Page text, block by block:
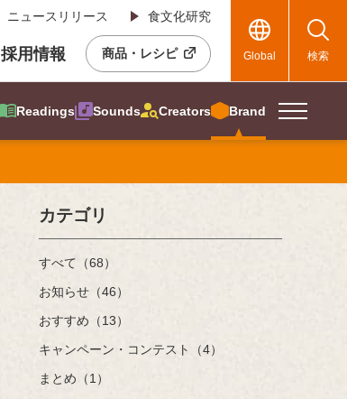
ニュースリリース 食文化研究
採用情報 商品・レシピ Global 検索
Readings Sounds Creators Brand
カテゴリ
すべて（68）
お知らせ（46）
おすすめ（13）
キャンペーン・コンテスト（4）
まとめ（1）